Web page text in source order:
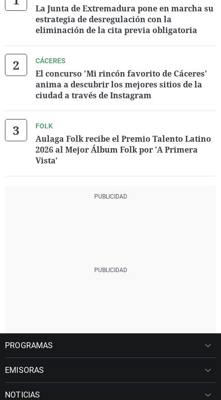
La Junta de Extremadura pone en marcha su
estrategia de desregulación con la
eliminación de la cita previa obligatoria
CÁCERES
El concurso 'Mi rincón favorito de Cáceres'
anima a descubrir los mejores sitios de la
ciudad a través de Instagram
FOLK
Aulaga Folk recibe el Premio Talento Latino
2026 al Mejor Álbum Folk por 'A Primera
Vista'
PROGRAMAS
EMISORAS
NOTICIAS